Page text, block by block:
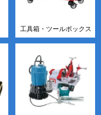
工具箱・ツールボックス